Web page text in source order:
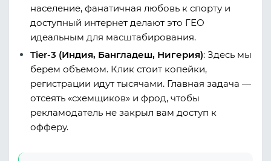
население, фанатичная любовь к спорту и
доступный интернет делают это ГЕО
идеальным для масштабирования.
Tier-3 (Индия, Бангладеш, Нигерия): Здесь мы
берем объемом. Клик стоит копейки,
регистрации идут тысячами. Главная задача —
отсеять «схемщиков» и фрод, чтобы
рекламодатель не закрыл вам доступ к
офферу.